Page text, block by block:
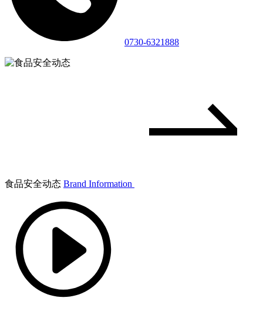
0730-6321888
食品安全动态 Brand Information